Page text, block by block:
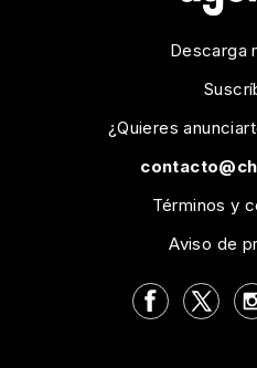
Descarga
¿Quieres
Términos y
Aviso de